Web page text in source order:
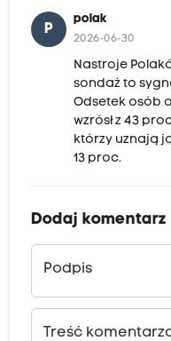
P
polak
2026-06-30
Nastroje
sondaż to
Odsetek osób
wzrósł z 43
którzy uznają
13 proc.
Dodaj komentarz
Podpis
Treść